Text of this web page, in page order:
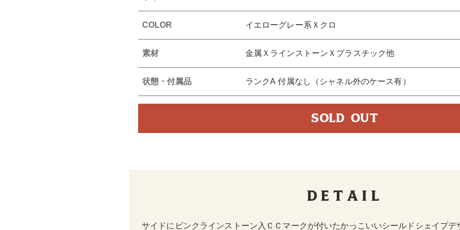
COLOR イエローグレー系Ｘクロ
素材 金属ＸラインストーンＸプラスチック他
状態・付属品 ランクA 付属なし（シャネル外のケース有）
SOLD OUT
Detail
サイドにピンクラインストーン入ＣＣマークが付いたかっこいいシールドシェイプデ